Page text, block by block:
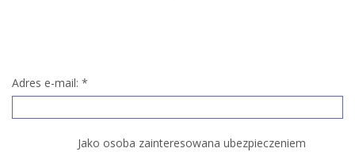
Adres e-mail: *
Jako osoba zainteresowana ubezpieczeniem